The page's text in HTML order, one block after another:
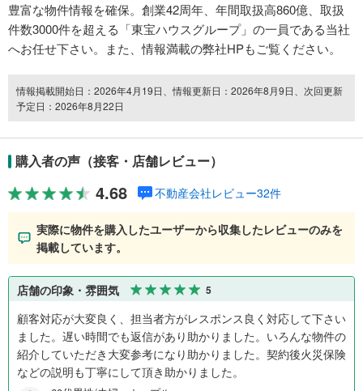
豊富な物件情報を確保。創業42周年、年間取扱高860億、取扱
件数3000件を超える「東宝ハウスグループ」の一員である当社
へお任せ下さい。また、情報満載の弊社HPもご覧ください。
情報掲載開始日：2026年4月19日、情報更新日：2026年8月9日、次回更新
予定日：2026年8月22日
購入者の声（接客・店舗レビュー）
4.68 不動産会社レビュー32件
実際に物件を購入したユーザーから収集したレビューのみを
掲載しています。
店舗の印象・雰囲気 5
顧客対応が大変良く、担当者方がレスポンス良く対応して下さい
ました。遅い時間でも返信があり助かりました。いろんな物件の
紹介していただき大変参考になり助かりました。契約後火災保険
などの説明も丁寧にして頂き助かりました。